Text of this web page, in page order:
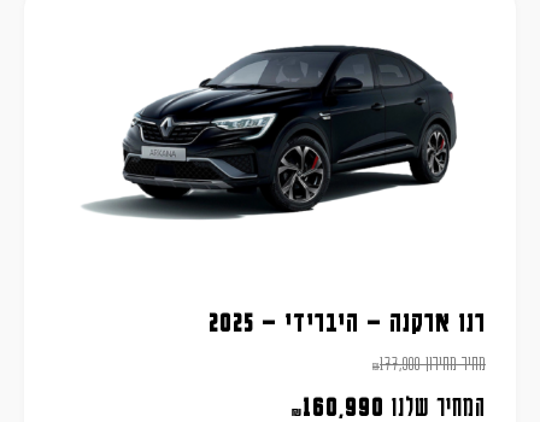
רנו ארקנה – היברידי – 2025
מחיר מחירון ₪177,900
המחיר שלנו ₪160,990